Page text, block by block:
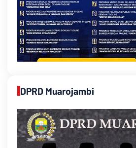
DPRD Muarojambi